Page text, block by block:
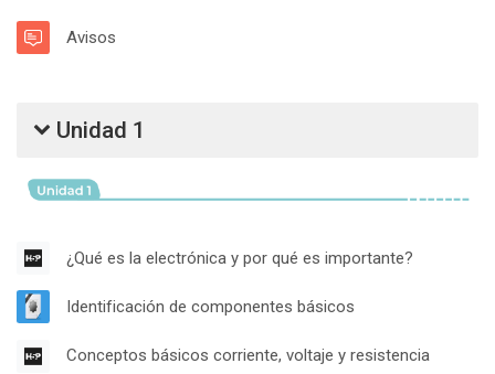
Avisos
Unidad 1
¿Qué es la electrónica y por qué es importante?
Identificación de componentes básicos
Conceptos básicos corriente, voltaje y resistencia